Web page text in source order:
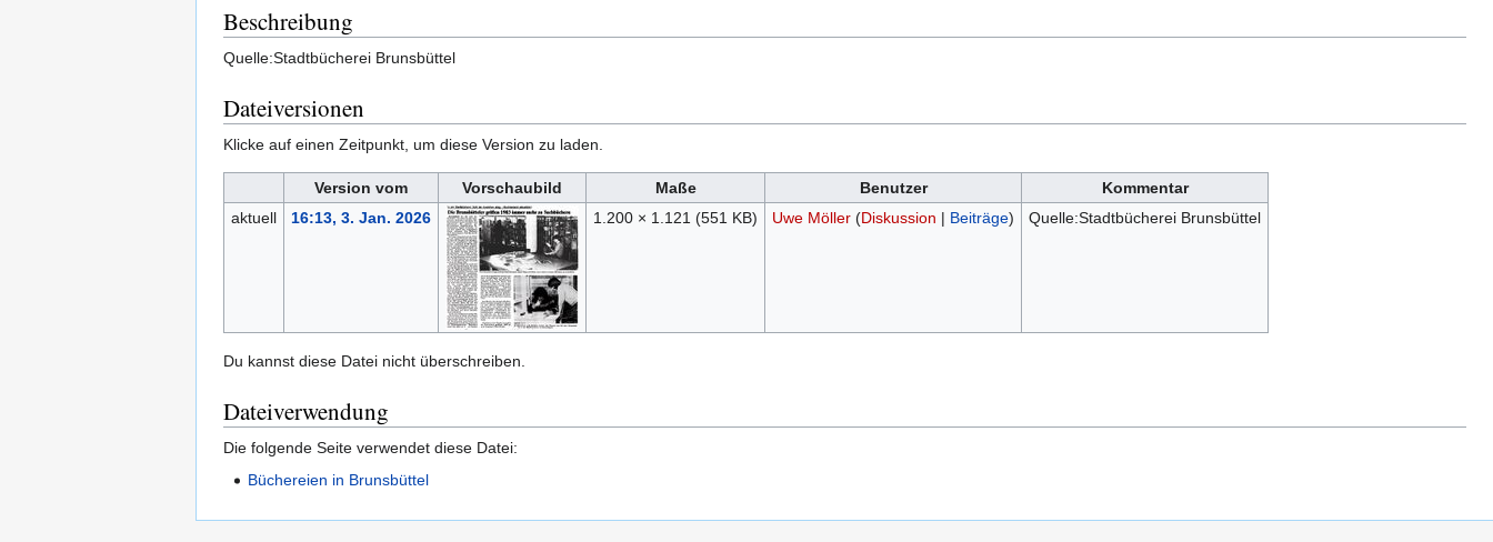
Beschreibung
Quelle:Stadtbücherei Brunsbüttel
Dateiversionen
Klicke auf einen Zeitpunkt, um diese Version zu laden.
Version vom Vorschaubild Maße Benutzer
Kommentar
aktuell
16:13, 3. Jan. 2026 1.200 × 1.121 (551 KB) Uwe Möller (Diskussion | Beiträge) Quelle:Stadtbücherei Brunsbüttel
Du kannst diese Datei nicht überschreiben.
Dateiverwendung
Die folgende Seite verwendet diese Datei:
Büchereien in Brunsbüttel